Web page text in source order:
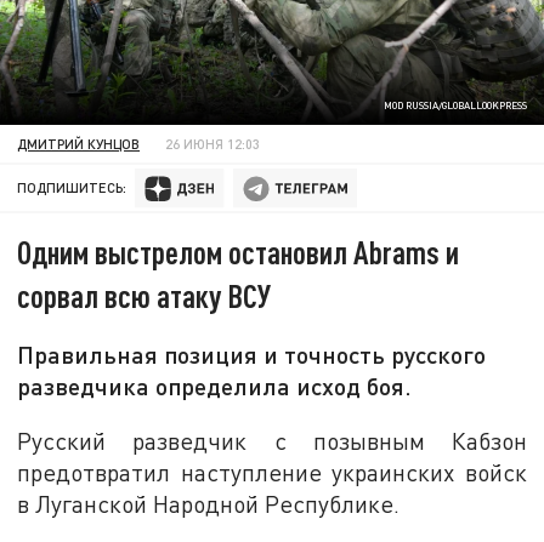
MOD RUSSIA/GLOBALLOOKPRESS
ДМИТРИЙ КУНЦОВ 26 ИЮНЯ 12:03
ПОДПИШИТЕСЬ:
Одним выстрелом остановил Abrams и
сорвал всю атаку ВСУ
Правильная позиция и точность русского
разведчика определила исход боя.
Русский разведчик с позывным Кабзон
предотвратил наступление украинских войск
в Луганской Народной Республике.